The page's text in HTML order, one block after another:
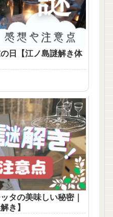
日【江ノ島謎解き体
タの美味しい秘密｜
き】